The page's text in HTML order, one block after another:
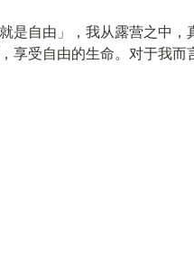
是自由」，我从露营之中，
享受自由的生命。对于我而